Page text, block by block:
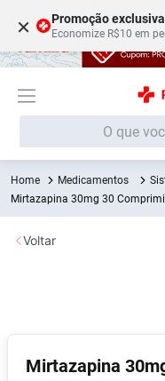
× Promoção
Economize R$10 em
O que você está
Medicamentos
Mirtazapina 30mg 30
Mirtazapina
Voltar
Termos mais
1º Fralda
2
5º Fralda G
6º Desodorante